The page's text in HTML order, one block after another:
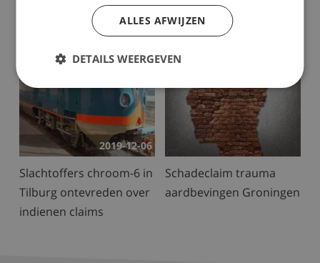
2019-12-06
Slachtoffers chroom-6 in
Tilburg ontevreden over
indienen claims
Schadeclaim trauma
aardbevingen Groningen
ALLES AFWIJZEN
DETAILS WEERGEVEN